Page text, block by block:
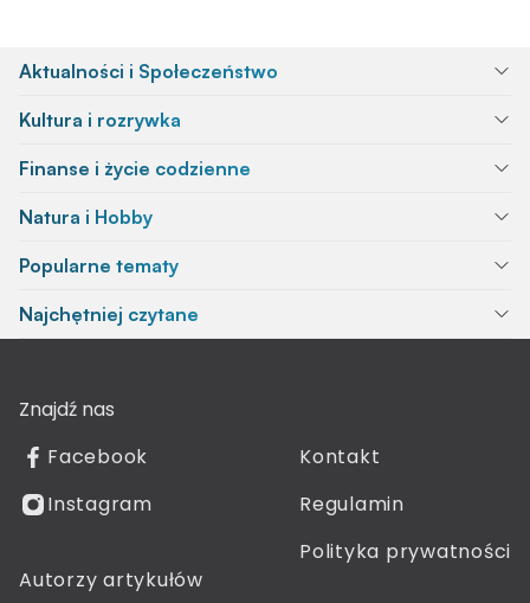
Aktualności i Społeczeństwo
Kultura i rozrywka
Finanse i życie codzienne
Natura i Hobby
Popularne tematy
Najchętniej czytane
Znajdź nas
Facebook
Instagram
Kontakt
Regulamin
Polityka prywatności
Autorzy artykułów